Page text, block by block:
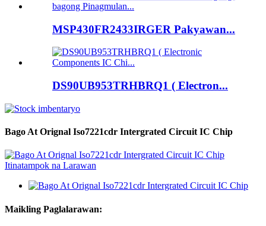
MSP430FR2433IRGER Pakyawan...
DS90UB953TRHBRQ1 ( Electron...
Bago At Orignal Iso7221cdr Intergrated Circuit IC Chip
Maikling Paglalarawan: